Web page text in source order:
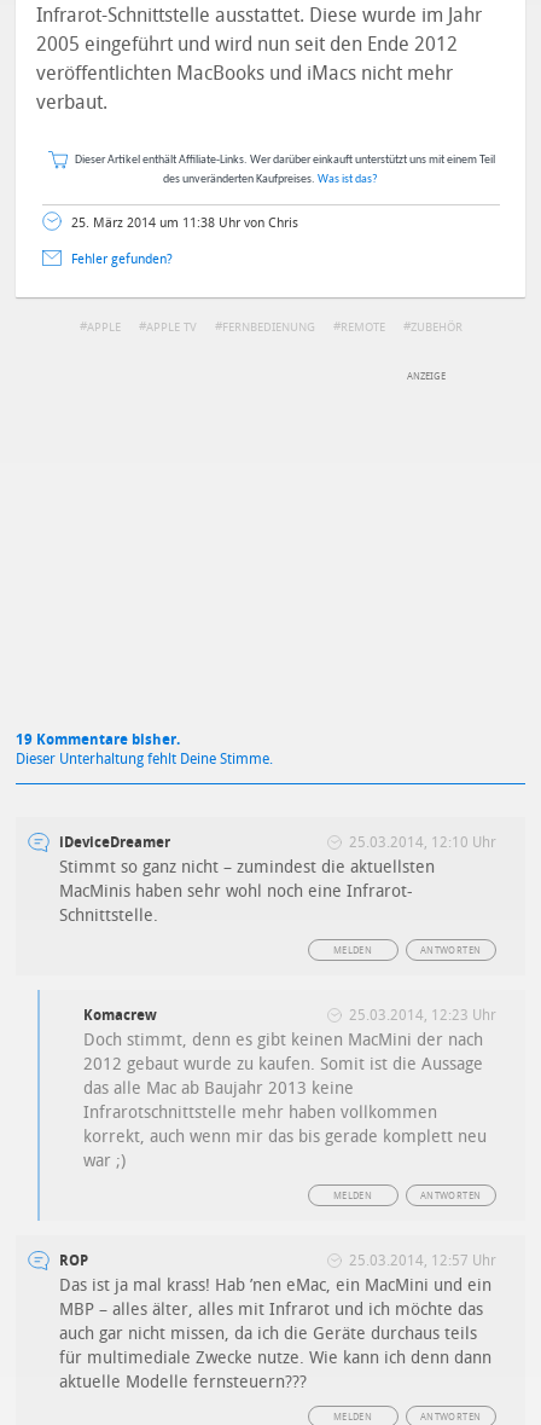
Infrarot-Schnittstelle ausstattet. Diese wurde im Jahr
2005 eingeführt und wird nun seit den Ende 2012
veröffentlichten MacBooks und iMacs nicht mehr
verbaut.
Dieser Artikel enthält Affiliate-Links. Wer darüber einkauft unterstützt uns mit einem Teil
des unveränderten Kaufpreises. Was ist das?
25. März 2014 um 11:38 Uhr von Chris
Fehler gefunden?
APPLE APPLE TV FERNBEDIENUNG REMOTE ZUBEHÖR
19 Kommentare bisher.
Dieser Unterhaltung fehlt Deine Stimme.
iDeviceDreamer 25.03.2014, 12:10 Uhr
Stimmt so ganz nicht – zumindest die aktuellsten
MacMinis haben sehr wohl noch eine Infrarot-
Schnittstelle.
ANTWORTEN
MELDEN
Komacrew 25.03.2014, 12:23 Uhr
Doch stimmt, denn es gibt keinen MacMini der nach
2012 gebaut wurde zu kaufen. Somit ist die Aussage
das alle Mac ab Baujahr 2013 keine
Infrarotschnittstelle mehr haben vollkommen
korrekt, auch wenn mir das bis gerade komplett neu
war ;)
ANTWORTEN
MELDEN
ROP 25.03.2014, 12:57 Uhr
Das ist ja mal krass! Hab ’nen eMac, ein MacMini und ein
MBP – alles älter, alles mit Infrarot und ich möchte das
auch gar nicht missen, da ich die Geräte durchaus teils
für multimediale Zwecke nutze. Wie kann ich denn dann
aktuelle Modelle fernsteuern???
ANTWORTEN
MELDEN